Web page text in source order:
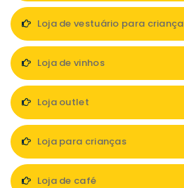
Loja de vestuário para criança
Loja de vinhos
Loja outlet
Loja para crianças
Loja de café